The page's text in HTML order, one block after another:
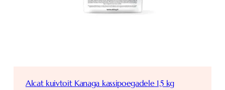
Alcat kuivtoit Kanaga kassipoegadele 1,5 kg